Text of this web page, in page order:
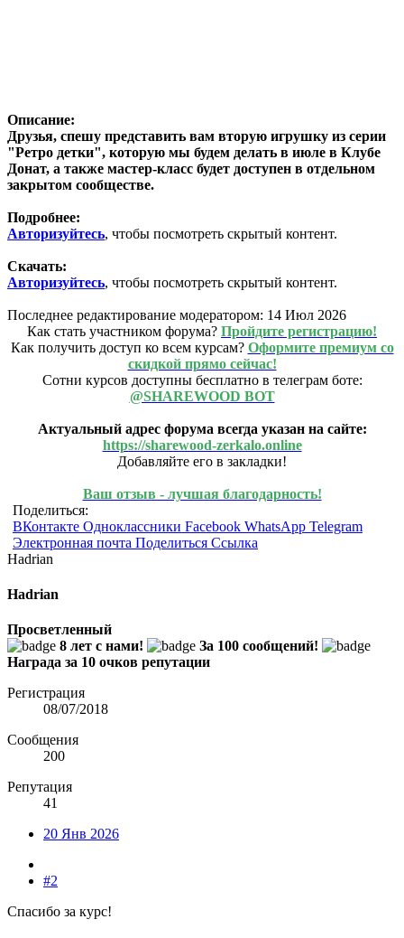
Описание:
Друзья, спешу представить вам вторую игрушку из серии
"Ретро детки", которую мы будем делать в июле в Клубе
Донат, а также мастер-класс будет доступен в отдельном
закрытом сообществе.
Подробнее:
Авторизуйтесь, чтобы посмотреть скрытый контент.
Скачать:
Авторизуйтесь, чтобы посмотреть скрытый контент.
Последнее редактирование модератором: 14 Июл 2026
Как стать участником форума? Пройдите регистрацию!
Как получить доступ ко всем курсам? Оформите премиум со
скидкой прямо сейчас!
Сотни курсов доступны бесплатно в телеграм боте:
@SHAREWOOD BOT
Актуальный адрес форума всегда указан на сайте:
https://sharewood-zerkalo.online
Добавляйте его в закладки!
Ваш отзыв - лучшая благодарность!
Поделиться:
ВКонтакте Одноклассники Facebook WhatsApp Telegram
Электронная почта Поделиться Ссылка
Hadrian
Hadrian
Просветленный
8 лет с нами!
За 100 сообщений!
Награда за 10 очков репутации
Регистрация
08/07/2018
Сообщения
200
Репутация
41
20 Янв 2026
#2
Спасибо за курс!